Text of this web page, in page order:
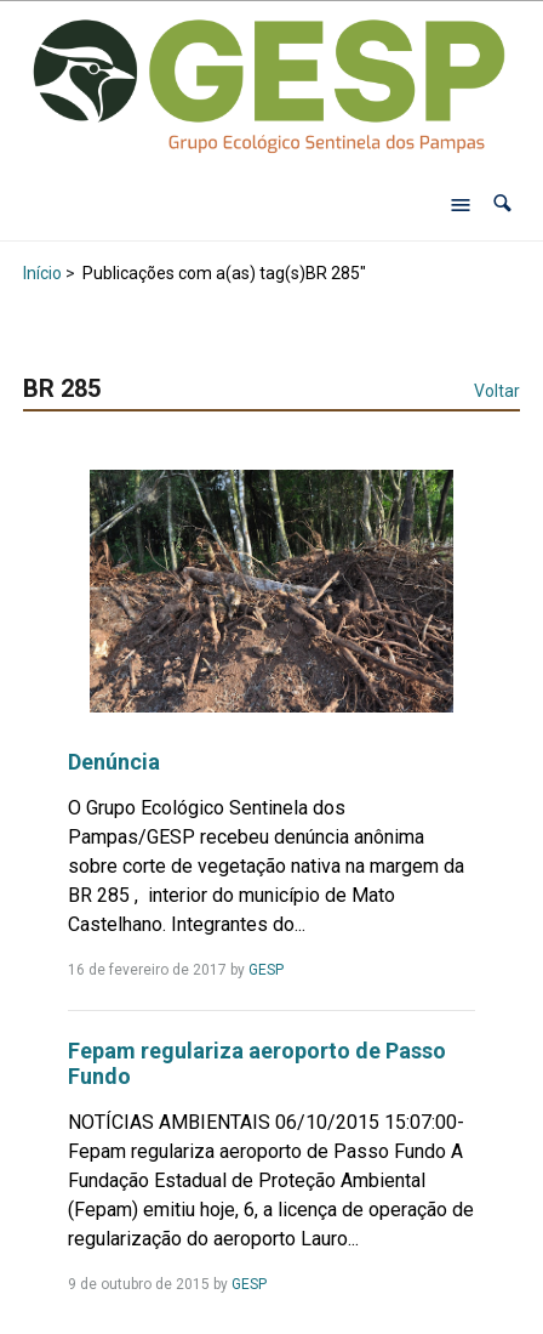
Início > Publicações com a(as) tag(s)BR 285"
BR 285 Voltar
Denúncia
O Grupo Ecológico Sentinela dos
Pampas/GESP recebeu denúncia anônima
sobre corte de vegetação nativa na margem da
BR 285 , interior do município de Mato
Castelhano. Integrantes do...
16 de fevereiro de 2017 by GESPLeia
Fepam regulariza aeroporto de Passo
Fundo
NOTÍCIAS AMBIENTAIS 06/10/2015 15:07:00-
Fepam regulariza aeroporto de Passo Fundo A
Fundação Estadual de Proteção Ambiental
(Fepam) emitiu hoje, 6, a licença de operação de
regularização do aeroporto Lauro...
9 de outubro de 2015 by GESPLeia